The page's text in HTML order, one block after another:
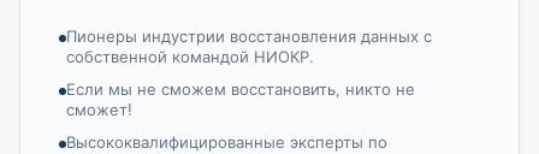
Пионеры индустрии восстановления данных с
собственной командой НИОКР.
Если мы не сможем восстановить, никто не
сможет!
Высококвалифицированные эксперты по